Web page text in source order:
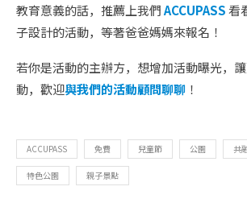
教育意義的話，推薦上我們ACCUPASS看
子設計的活動，等著爸爸媽媽來報名！
若你是活動的主辦方，想增加活動曝光，
動，歡迎與我們的活動顧問聊聊 ！
ACCUPASS 免費 兒童節 公園 共
特色公園 親子景點